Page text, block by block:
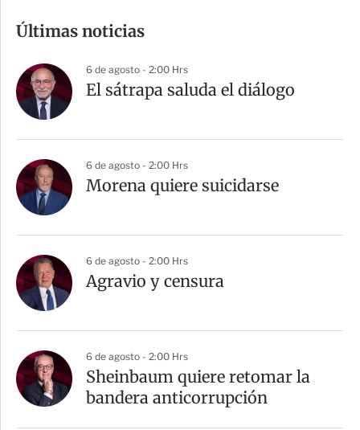
p
a
r
t
Últimas noticias
6 de agosto - 2:00 Hrs
El sátrapa saluda el diálogo
6 de agosto - 2:00 Hrs
Morena quiere suicidarse
6 de agosto - 2:00 Hrs
Agravio y censura
6 de agosto - 2:00 Hrs
Sheinbaum quiere retomar la
bandera anticorrupción